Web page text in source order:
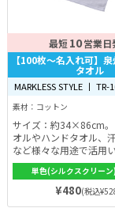
最短10営業日
【100枚〜名入れ可】
タオル
MARKLESS STYLE 丨 TR-
素材：コットン
サイズ：約34×86cm。
オルやハンドタオル、
など様々な用途で活用
す。ふわりと柔らかく
れており、小さなお子
ルや汗拭きにもおすすめ
単色(シルクスクリー
¥480(税込